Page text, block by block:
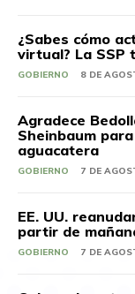
¿Sabes cómo
virtual? La SSP
GOBIERNO 8 DE
Agradece
Sheinbaum
aguacatera
GOBIERNO 7 DE
EE. UU.
partir de
GOBIERNO 7 DE